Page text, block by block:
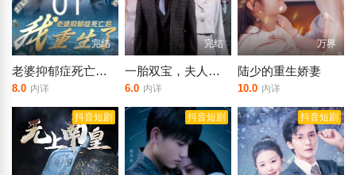
完结
老婆抑郁症死亡后，我重生了
8.0 内详
完结
一胎双宝，夫人拒不复婚
6.0 内详
万界
陆少的重生娇妻
10.0 内详
抖音短剧 抖音短剧 抖音短剧